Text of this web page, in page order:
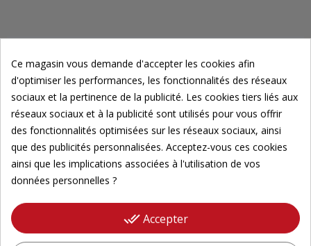
Newsletter
Inscrivez-vous à notre newsletter pour suivre nos
actualités.
Veuillez renseigner votre adresse email pour
vous inscrire
Ce magasin vous demande d'accepter les cookies afin
d'optimiser les performances, les fonctionnalités des réseaux
sociaux et la pertinence de la publicité. Les cookies tiers liés aux
réseaux sociaux et à la publicité sont utilisés pour vous offrir
des fonctionnalités optimisées sur les réseaux sociaux, ainsi
que des publicités personnalisées. Acceptez-vous ces cookies
ainsi que les implications associées à l'utilisation de vos
données personnelles ?
done_all Accepter